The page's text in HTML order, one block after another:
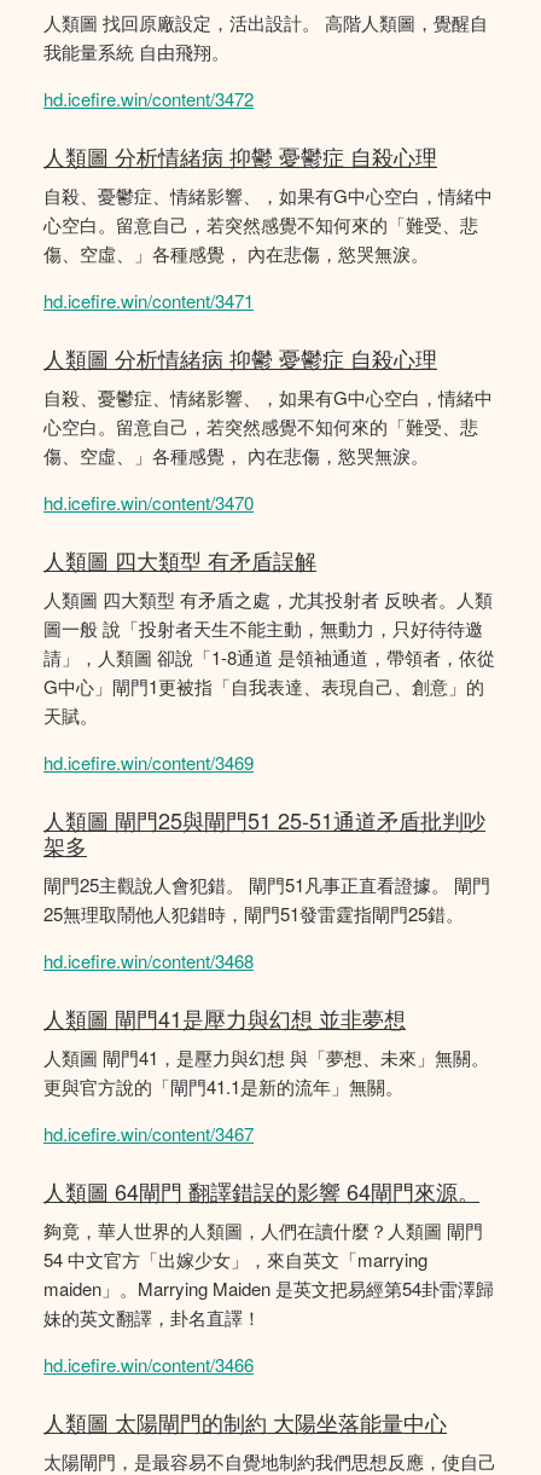
人類圖 找回原廠設定，活出設計。 高階人類圖，覺醒自
我能量系統 自由飛翔。
hd.icefire.win/content/3472
人類圖 分析情緒病 抑鬱 憂鬱症 自殺心理
自殺、憂鬱症、情緒影響、，如果有G中心空白，情緒中
心空白。留意自己，若突然感覺不知何來的「難受、悲
傷、空虛、」各種感覺， 內在悲傷，慾哭無淚。
hd.icefire.win/content/3471
人類圖 分析情緒病 抑鬱 憂鬱症 自殺心理
自殺、憂鬱症、情緒影響、，如果有G中心空白，情緒中
心空白。留意自己，若突然感覺不知何來的「難受、悲
傷、空虛、」各種感覺， 內在悲傷，慾哭無淚。
hd.icefire.win/content/3470
人類圖 四大類型 有矛盾誤解
人類圖 四大類型 有矛盾之處，尤其投射者 反映者。人類
圖一般 說「投射者天生不能主動，無動力，只好待待邀
請」，人類圖 卻說「1-8通道 是領袖通道，帶領者，依從
G中心」閘門1更被指「自我表達、表現自己、創意」的
天賦。
hd.icefire.win/content/3469
人類圖 閘門25與閘門51 25-51通道矛盾批判吵
架多
閘門25主觀說人會犯錯。 閘門51凡事正直看證據。 閘門
25無理取鬧他人犯錯時，閘門51發雷霆指閘門25錯。
hd.icefire.win/content/3468
人類圖 閘門41是壓力與幻想 並非夢想
人類圖 閘門41，是壓力與幻想 與「夢想、未來」無關。
更與官方說的「閘門41.1是新的流年」無關。
hd.icefire.win/content/3467
人類圖 64閘門 翻譯錯誤的影響 64閘門來源。
夠竟，華人世界的人類圖，人們在讀什麼？人類圖 閘門
54 中文官方「出嫁少女」，來自英文「marrying
maiden」。Marrying Maiden 是英文把易經第54卦雷澤歸
妹的英文翻譯，卦名直譯！
hd.icefire.win/content/3466
人類圖 太陽閘門的制約 大陽坐落能量中心
太陽閘門，是最容易不自覺地制約我們思想反應，使自己